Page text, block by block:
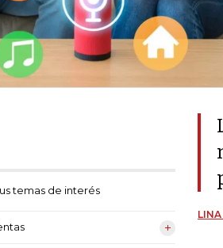
temas de interés